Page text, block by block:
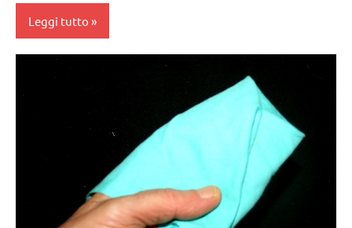
PER ETA'
TUTTI GLI
Leggi tutto